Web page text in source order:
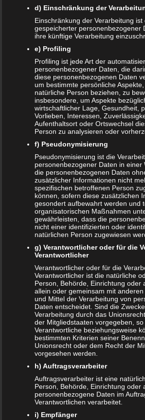
E-Mail-Adresse*
Ich habe dieDatenschutzerklärung
genommen.
Datenschutzerklärung |Datenauszug|
Löschanfrage|Fotonachweise|
NEUE ARTIKEL
Das sind die vier Phasen der Eltern-
Bildschirmzeit für Kinder: So viel ist
Babyhaut schützen: So gelingt es am
NEUE KOMMENTARE
Frank ZimmermannzuSchwanger von
Kristin RudolphzuVollmachten für
zuVollmachten für Kinder
BRIO Angebote –
günstig kaufen
SANDRAzuVollmachten für Kinder
d) Einschränkung der
Einschränkung der Verarbeitung ist
gespeicherter personenbezogener
ihre künftige Verarbeitung
e) Profiling
Profiling ist jede Art der
personenbezogener Daten, die
diese personenbezogenen Daten
um bestimmte persönliche
natürliche Person beziehen, zu
insbesondere, um Aspekte
wirtschaftlicher Lage, Gesundheit,
Vorlieben, Interessen,
Aufenthaltsort oder Ortswechsel
Person zu analysieren oder
f) Pseudonymisierung
Pseudonymisierung ist die
personenbezogener Daten in einer
die personenbezogenen Daten
zusätzlicher Informationen nicht
spezifischen betroffenen Person
können, sofern diese zusätzlichen
gesondert aufbewahrt werden und
organisatorischen Maßnahmen
gewährleisten, dass die
nicht einer identifizierten oder
natürlichen Person zugewiesen
g) Verantwortlicher oder für die
Verantwortlicher
Verantwortlicher oder für die
Verantwortlicher ist die natürliche
Person, Behörde, Einrichtung oder
allein oder gemeinsam mit
und Mittel der Verarbeitung von
Daten entscheidet. Sind die
Verarbeitung durch das
der Mitgliedstaaten vorgegeben,
Verantwortliche beziehungsweise
bestimmten Kriterien seiner
Unionsrecht oder dem Recht der
vorgesehen werden.
h) Auftragsverarbeiter
Auftragsverarbeiter ist eine
Person, Behörde, Einrichtung oder
personenbezogene Daten im
Verantwortlichen verarbeitet.
i) Empfänger